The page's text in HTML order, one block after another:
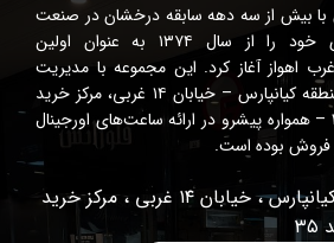
با بیش از سه دهه سابقه درخشان در صنعت
ساعت، فعالیت حرفه‌ای خود را از سال ۱۳۷۴ به عنوان اولین
اهواز آغاز کرد. این مجموعه با مدیریت
متخصص و متعهد، در منطقه کیانپارس – خیابان ۱۴ غربی، مرکز خرید
برج، طبقه اول، واحد ۳۵ – همواره پیشرو در ارائه ساعت‌های اورجینال
بوده است.
📍خوزستان ، اهواز ، کیانپارس ، خیابان ۱۴ غربی ، مرکز خرید